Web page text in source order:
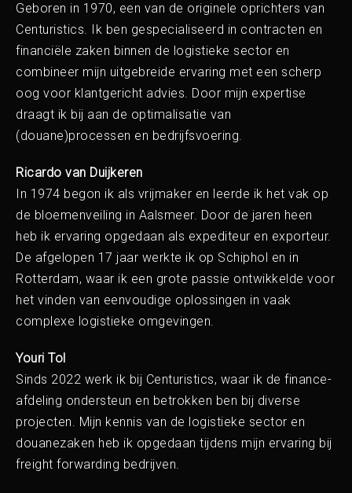
Geboren in 1970, een van de originele oprichters van
Centuristics. Ik ben gespecialiseerd in contracten en
financiële zaken binnen de logistieke sector en
combineer mijn uitgebreide ervaring met een scherp
oog voor klantgericht advies. Door mijn expertise
draagt ik bij aan de optimalisatie van
(douane)processen en bedrijfsvoering.
Ricardo van Duijkeren
In 1974 begon ik als vrijmaker en leerde ik het vak op
de bloemenveiling in Aalsmeer. Door de jaren heen
heb ik ervaring opgedaan als expediteur en exporteur.
De afgelopen 17 jaar werkte ik op Schiphol en in
Rotterdam, waar ik een grote passie ontwikkelde voor
het vinden van eenvoudige oplossingen in vaak
complexe logistieke omgevingen.
Youri Tol
Sinds 2022 werk ik bij Centuristics, waar ik de finance-
afdeling ondersteun en betrokken ben bij diverse
projecten. Mijn kennis van de logistieke sector en
douanezaken heb ik opgedaan tijdens mijn ervaring bij
freight forwarding bedrijven.